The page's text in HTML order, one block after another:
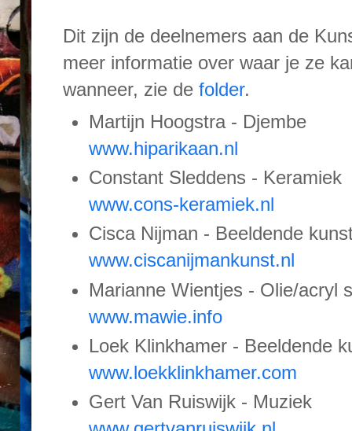
Dit zijn de deelnemers aan de
meer informatie over waar je ze
wanneer, zie de folder.
Martijn Hoogstra - Djembe
www.hiparikaan.nl
Constant Sleddens - Keramiek
www.cons-keramiek.nl
Cisca Nijman - Beeldende
www.ciscanijmankunst.nl
Marianne Wientjes - Olie/acryl
www.mawie.info
Loek Klinkhamer - Beeldende
www.loekklinkhamer.com
Gert Van Ruiswijk - Muziek